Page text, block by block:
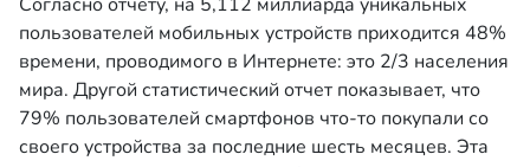
пользователей мобильных устройств приходится 48%
времени, проводимого в Интернете: это 2/3 населения
мира. Другой статистический отчет показывает, что
79% пользователей смартфонов что-то покупали со
своего устройства за последние шесть месяцев. Эта